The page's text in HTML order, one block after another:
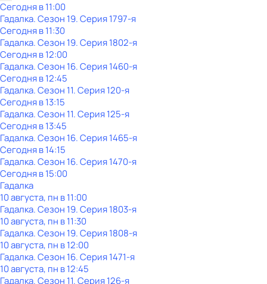
Сегодня в 11:00
Гадалка. Сезон 19. Серия 1797-я
Сегодня в 11:30
Гадалка. Сезон 19. Серия 1802-я
Сегодня в 12:00
Гадалка. Сезон 16. Серия 1460-я
Сегодня в 12:45
Гадалка. Сезон 11. Серия 120-я
Сегодня в 13:15
Гадалка. Сезон 11. Серия 125-я
Сегодня в 13:45
Гадалка. Сезон 16. Серия 1465-я
Сегодня в 14:15
Гадалка. Сезон 16. Серия 1470-я
Сегодня в 15:00
Гадалка
10 августа, пн в 11:00
Гадалка. Сезон 19. Серия 1803-я
10 августа, пн в 11:30
Гадалка. Сезон 19. Серия 1808-я
10 августа, пн в 12:00
Гадалка. Сезон 16. Серия 1471-я
10 августа, пн в 12:45
Гадалка. Сезон 11. Серия 126-я